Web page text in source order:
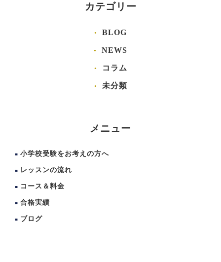
カテゴリー
BLOG
NEWS
コラム
未分類
メニュー
小学校受験をお考えの方へ
レッスンの流れ
コース＆料金
合格実績
ブログ